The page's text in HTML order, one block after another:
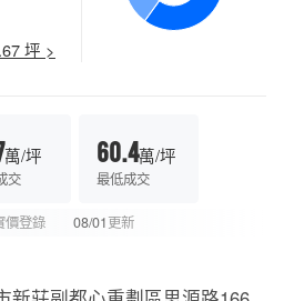
坪 >
萬/坪
交
60.4萬/坪
最低成交
價登錄 08/01更新